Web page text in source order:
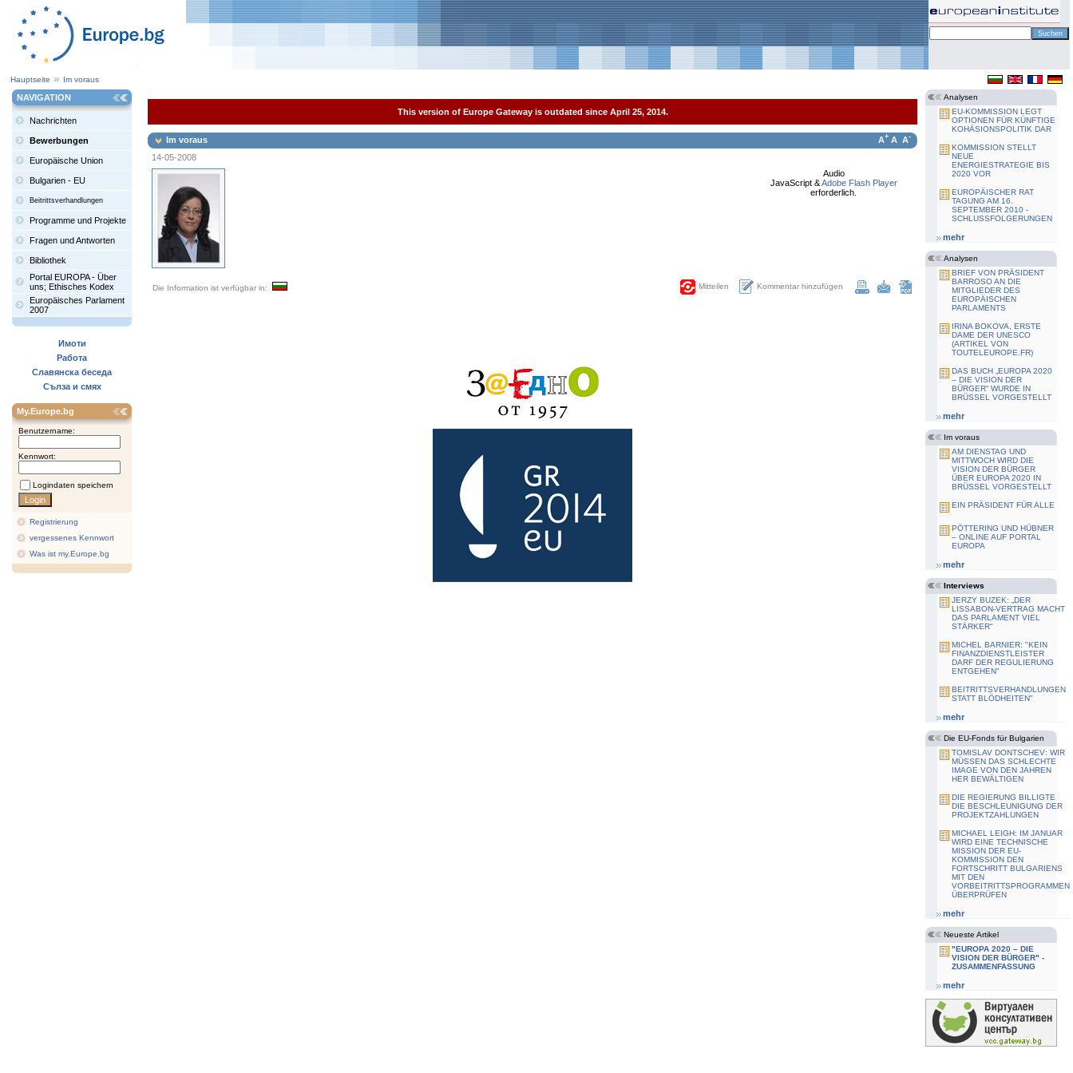
Hauptseite Im voraus
NAVIGATION
Nachrichten
Bewerbungen
Europäische Union
Bulgarien - EU
Beitrittsverhandlungen
Programme und Projekte
Fragen und Antworten
Bibliothek
Portal EUROPA - Über
uns; Ethisches Kodex
Europäisches Parlament
2007
Имоти
Работа
Славянска беседа
Сълза и смях
My.Europe.bg
Benutzername:
Kennwort:
Logindaten speichern
Registrierung
vergessenes Kennwort
Was ist my.Europe.bg
This version of Europe Gateway is outdated since April 25, 2014.
Im voraus A+ A A-
14-05-2008
Audio
JavaScript &Adobe Flash Player
erforderlich.
Die Information ist verfügbar in: Mitteilen Kommentar hinzufügen
Analysen
EU-KOMMISSION LEGT
OPTIONEN FÜR KÜNFTIGE
KOHÄSIONSPOLITIK DAR
KOMMISSION STELLT
NEUE
ENERGIESTRATEGIE BIS
2020 VOR
EUROPÄISCHER RAT
TAGUNG AM 16.
SEPTEMBER 2010 -
SCHLUSSFOLGERUNGEN
mehr
Analysen
BRIEF VON PRÄSIDENT
BARROSO AN DIE
MITGLIEDER DES
EUROPÄISCHEN
PARLAMENTS
IRINA BOKOVA, ERSTE
DAME DER UNESCO
(ARTIKEL VON
TOUTELEUROPE.FR)
DAS BUCH „EUROPA 2020
– DIE VISION DER
BÜRGER“ WURDE IN
BRÜSSEL VORGESTELLT
mehr
Im voraus
AM DIENSTAG UND
MITTWOCH WIRD DIE
VISION DER BÜRGER
ÜBER EUROPA 2020 IN
BRÜSSEL VORGESTELLT
EIN PRÄSIDENT FÜR ALLE
PÖTTERING UND HÜBNER
– ONLINE AUF PORTAL
EUROPA
mehr
Interviews
JERZY BUZEK: „DER
LISSABON-VERTRAG MACHT
DAS PARLAMENT VIEL
STÄRKER“
MICHEL BARNIER: "KEIN
FINANZDIENSTLEISTER
DARF DER REGULIERUNG
ENTGEHEN"
BEITRITTSVERHANDLUNGEN
STATT BLÖDHEITEN"
mehr
Die EU-Fonds für Bulgarien
TOMISLAV DONTSCHEV: WIR
MÜSSEN DAS SCHLECHTE
IMAGE VON DEN JAHREN
HER BEWÄLTIGEN
DIE REGIERUNG BILLIGTE
DIE BESCHLEUNIGUNG DER
PROJEKTZAHLUNGEN
MICHAEL LEIGH: IM JANUAR
WIRD EINE TECHNISCHE
MISSION DER EU-
KOMMISSION DEN
FORTSCHRITT BULGARIENS
MIT DEN
VORBEITRITTSPROGRAMMEN
ÜBERPRÜFEN
mehr
Neueste Artikel
"EUROPA 2020 – DIE
VISION DER BÜRGER" -
ZUSAMMENFASSUNG
mehr